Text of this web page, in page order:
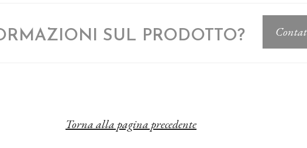
SUL PRODOTTO?
Torna alla pagina precedente